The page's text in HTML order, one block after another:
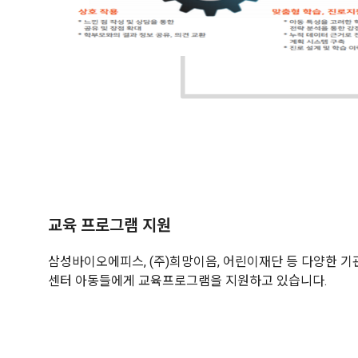
교육 프로그램 지원
삼성바이오에피스, (주)희망이음, 어린이재단 등 다양한
센터 아동들에게 교육프로그램을 지원하고 있습니다.